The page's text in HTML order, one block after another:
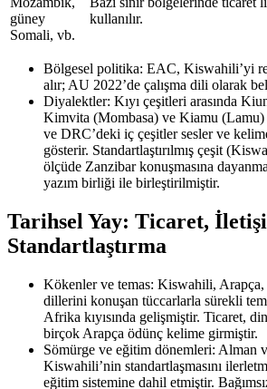
güney
Somali, vb.
kullanılır.
Bölgesel politika: EAC, Kiswahili’yi
alır; AU 2022’de çalışma dili olarak
Diyalektler: Kıyı çeşitleri arasında
Kimvita (Mombasa) ve Kiamu
ve DRC’deki iç çeşitler sesler ve
gösterir. Standartlaştırılmış çeşit
ölçüde Zanzibar konuşmasına
yazım birliği ile birleştirilmiştir.
Tarihsel Yay: Ticaret,
Standartlaştırma
Kökenler ve temas: Kiswahili, Arapça,
dillerini konuşan tüccarlarla sürekli
Afrika kıyısında gelişmiştir. Ticaret,
birçok Arapça ödünç kelime girmiştir.
Sömürge ve eğitim dönemleri: Alman
Kiswahili’nin standartlaşmasını
eğitim sistemine dahil etmiştir.